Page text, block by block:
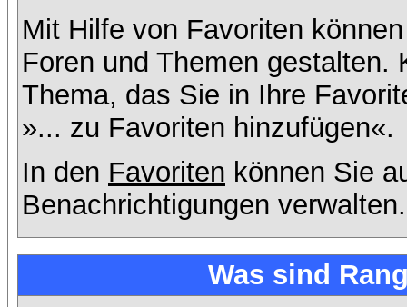
Mit Hilfe von Favoriten
Foren und Themen gestalten.
Thema, das Sie in Ihre
»... zu Favoriten hinzufügen«.
In den Favoriten können Sie
Benachrichtigungen verwalten.
Was sind